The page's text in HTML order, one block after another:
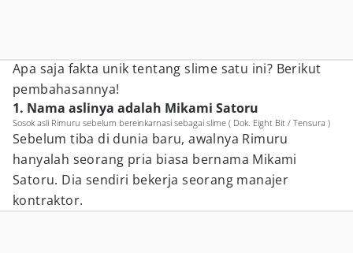
Apa saja fakta unik tentang slime satu ini? Berikut
pembahasannya!
1. Nama aslinya adalah Mikami Satoru
Sosok asli Rimuru sebelum bereinkarnasi sebagai slime ( Dok. Eight Bit / Tensura )
Sebelum tiba di dunia baru, awalnya Rimuru
hanyalah seorang pria biasa bernama Mikami
Satoru. Dia sendiri bekerja seorang manajer
kontraktor.